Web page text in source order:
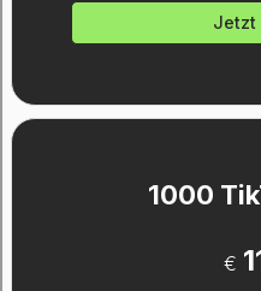
Jetzt
1000
€